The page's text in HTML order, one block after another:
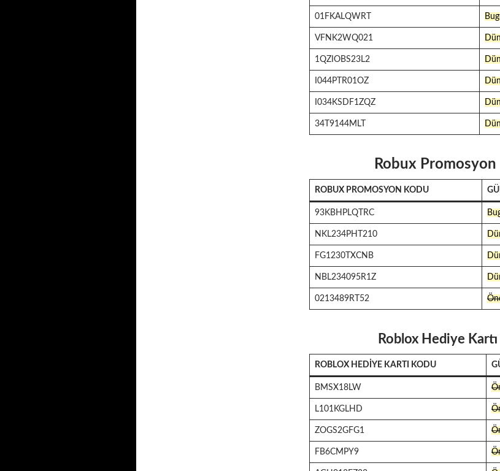
01FKALQWRT
VFNK2WQ021
1QZIOBS23L2
I044PTR01OZ
I034KSDF1ZQZ
34T9144MLT
Robux Promosyon
ROBUX PROMOSYON KODU
93KBHPLQTRC
NKL234PHT210
FG1230TXCNB
NBL234095R1Z
0213489RT52
Roblox Hediye
ROBLOX HEDIYE KARTI KODU
BMSX18LW
L101KGLHD
ZOGS2GFG1
FB6CMPY9